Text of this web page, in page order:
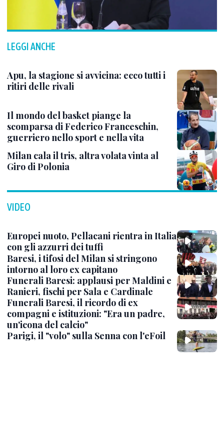
LEGGI ANCHE
Apu, la stagione si avvicina: ecco tutti i
ritiri delle rivali
Il mondo del basket piange la
scomparsa di Federico Franceschin,
guerriero nello sport e nella vita
Milan cala il tris, altra volata vinta al
Giro di Polonia
VIDEO
Europei nuoto, Pellacani rientra in Italia
con gli azzurri dei tuffi
Baresi, i tifosi del Milan si stringono
intorno al loro ex capitano
Funerali Baresi: applausi per Maldini e
Ranieri, fischi per Sala e Cardinale
Funerali Baresi, il ricordo di ex
compagni e istituzioni: "Era un padre,
un'icona del calcio"
Parigi, il "volo" sulla Senna con l'eFoil